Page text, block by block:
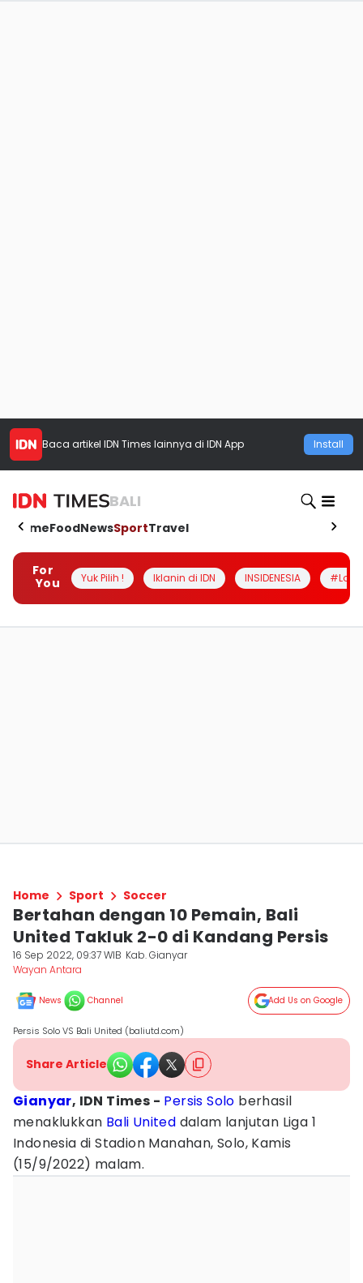
Baca artikel IDN Times lainnya di IDN App Install
BALI
HomeFoodNewsSportTravel
For
You
Yuk Pilih ! Iklanin di IDN INSIDENESIA
Home Sport Soccer
Bertahan dengan 10 Pemain, Bali
United Takluk 2-0 di Kandang Persis
16 Sep 2022, 09:37 WIB Kab. Gianyar
Wayan Antara
News Channel Add Us on Google
Persis Solo VS Bali United (baliutd.com)
Share Article
Gianyar, IDN Times - Persis Solo berhasil
menaklukkan Bali United dalam lanjutan Liga 1
Indonesia di Stadion Manahan, Solo, Kamis
(15/9/2022) malam.